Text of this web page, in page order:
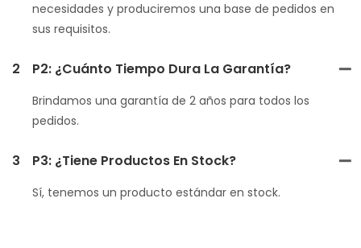
necesidades y produciremos una base de pedidos en
sus requisitos.
2 P2: ¿Cuánto Tiempo Dura La Garantía?
Brindamos una garantía de 2 años para todos los
pedidos.
3 P3: ¿Tiene Productos En Stock?
Sí, tenemos un producto estándar en stock.